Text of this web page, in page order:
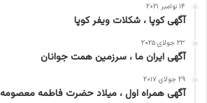
۱۴ نوامبر ۲۰۲۱
آگهی کوپا ، شکلات ویفر کوپا
۲۳ جولای ۲۰۲۵
آگهی ایران ما ، سرزمین همت جوانان
۲۹ جولای ۲۰۱۷
آگهی همراه اول ، میلاد حضرت فاطمه معصومه